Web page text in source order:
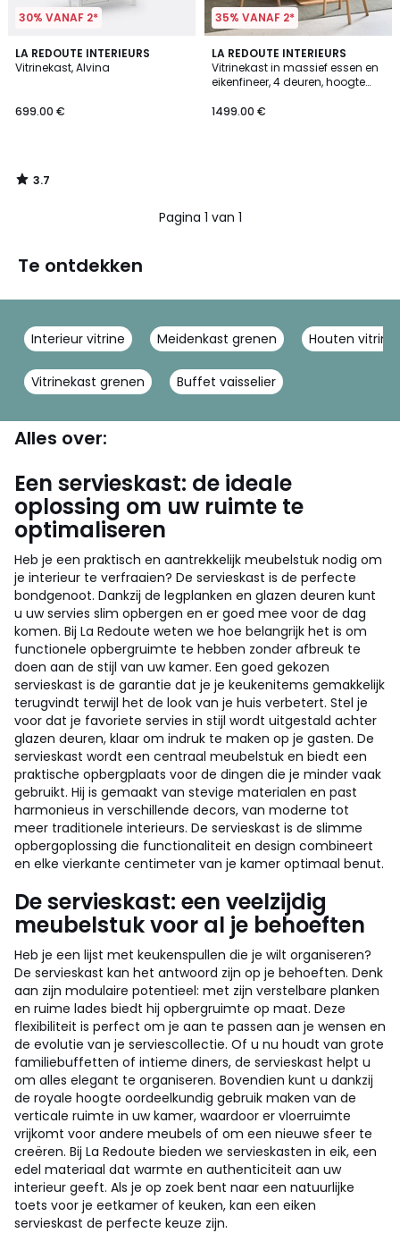
30% VANAF 2*
LA REDOUTE INTERIEURS
Vitrinekast, Alvina
699.00 €
3.7
/ 5
3.7
/
35% VANAF 2*
LA REDOUTE INTERIEURS
Vitrinekast in massief essen en
eikenfineer, 4 deuren, hoogte
1499.00 €
Pagina 1 van 1
Te ontdekken
Interieur vitrine Meidenkast grenen Houten vitrine
Vitrinekast grenen Buffet vaisselier
Alles over:
Een servieskast: de ideale
oplossing om uw ruimte te
optimaliseren
Heb je een praktisch en aantrekkelijk meubelstuk nodig om
je interieur te verfraaien? De servieskast is de perfecte
bondgenoot. Dankzij de legplanken en glazen deuren kunt
u uw servies slim opbergen en er goed mee voor de dag
komen. Bij La Redoute weten we hoe belangrijk het is om
functionele opbergruimte te hebben zonder afbreuk te
doen aan de stijl van uw kamer. Een goed gekozen
servieskast is de garantie dat je je keukenitems gemakkelijk
terugvindt terwijl het de look van je huis verbetert. Stel je
voor dat je favoriete servies in stijl wordt uitgestald achter
glazen deuren, klaar om indruk te maken op je gasten. De
servieskast wordt een centraal meubelstuk en biedt een
praktische opbergplaats voor de dingen die je minder vaak
gebruikt. Hij is gemaakt van stevige materialen en past
harmonieus in verschillende decors, van moderne tot
meer traditionele interieurs. De servieskast is de slimme
opbergoplossing die functionaliteit en design combineert
en elke vierkante centimeter van je kamer optimaal benut.
De servieskast: een veelzijdig
meubelstuk voor al je behoeften
Heb je een lijst met keukenspullen die je wilt organiseren?
De servieskast kan het antwoord zijn op je behoeften. Denk
aan zijn modulaire potentieel: met zijn verstelbare planken
en ruime lades biedt hij opbergruimte op maat. Deze
flexibiliteit is perfect om je aan te passen aan je wensen en
de evolutie van je serviescollectie. Of u nu houdt van grote
familiebuffetten of intieme diners, de servieskast helpt u
om alles elegant te organiseren. Bovendien kunt u dankzij
de royale hoogte oordeelkundig gebruik maken van de
verticale ruimte in uw kamer, waardoor er vloerruimte
vrijkomt voor andere meubels of om een nieuwe sfeer te
creëren. Bij La Redoute bieden we servieskasten in eik, een
edel materiaal dat warmte en authenticiteit aan uw
interieur geeft. Als je op zoek bent naar een natuurlijke
toets voor je eetkamer of keuken, kan een eiken
servieskast de perfecte keuze zijn.